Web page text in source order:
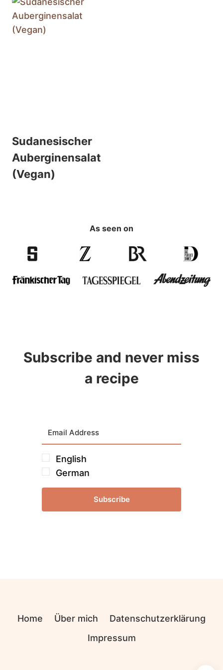
Sudanesischer
Auberginensalat
(Vegan)
As seen on
Subscribe and never miss
a recipe
English
German
Subscribe
Home Über mich
Datenschutzerklärung
Impressum